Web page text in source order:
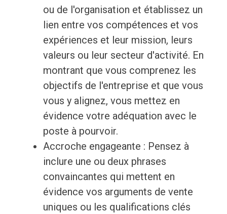
ou de l'organisation et établissez un
lien entre vos compétences et vos
expériences et leur mission, leurs
valeurs ou leur secteur d'activité. En
montrant que vous comprenez les
objectifs de l'entreprise et que vous
vous y alignez, vous mettez en
évidence votre adéquation avec le
poste à pourvoir.
Accroche engageante : Pensez à
inclure une ou deux phrases
convaincantes qui mettent en
évidence vos arguments de vente
uniques ou les qualifications clés